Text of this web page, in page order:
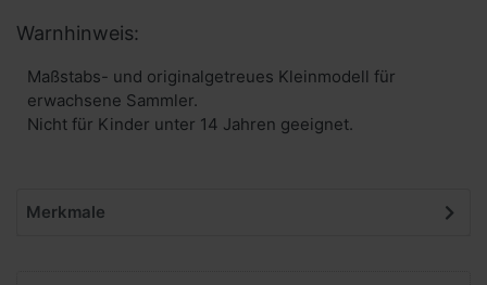
Warnhinweis:
Maßstabs- und originalgetreues Kleinmodell für
erwachsene Sammler.
Nicht für Kinder unter 14 Jahren geeignet.
Merkmale